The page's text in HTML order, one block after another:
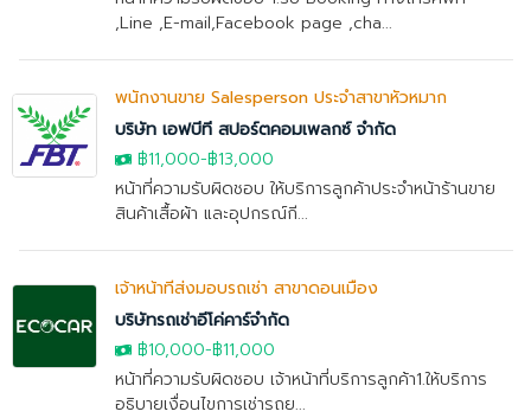
,Line ,E-mail,Facebook page ,cha...
พนักงานขาย Salesperson ประจำสาขาหัวหมาก
บริษัท เอฟบีที สปอร์ตคอมเพลกซ์ จำกัด
฿11,000-฿13,000
หน้าที่ความรับผิดชอบ ให้บริการลูกค้าประจำหน้าร้านขาย
สินค้าเสื้อผ้า และอุปกรณ์กี...
เจ้าหน้าที่ส่งมอบรถเช่า สาขาดอนเมือง
บริษัทรถเช่าอีโค่คาร์จำกัด
฿10,000-฿11,000
หน้าที่ความรับผิดชอบ เจ้าหน้าที่บริการลูกค้า1.ให้บริการ
อธิบายเงื่อนไขการเช่ารถย...